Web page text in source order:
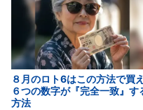
８月のロト6はこの方法で買
６つの数字が『完全一致』す
方法